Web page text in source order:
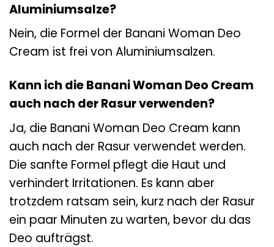
Aluminiumsalze?
Nein, die Formel der Banani Woman Deo
Cream ist frei von Aluminiumsalzen.
Kann ich die Banani Woman Deo Cream
auch nach der Rasur verwenden?
Ja, die Banani Woman Deo Cream kann
auch nach der Rasur verwendet werden.
Die sanfte Formel pflegt die Haut und
verhindert Irritationen. Es kann aber
trotzdem ratsam sein, kurz nach der Rasur
ein paar Minuten zu warten, bevor du das
Deo aufträgst.